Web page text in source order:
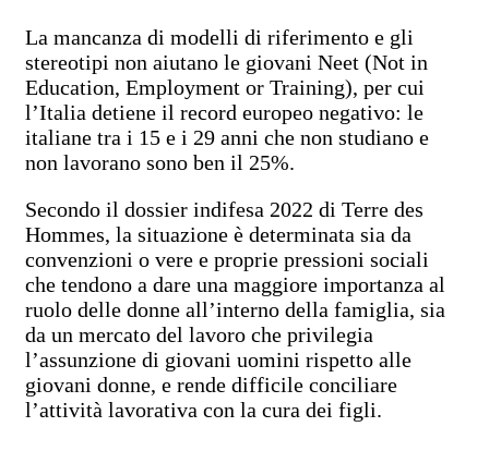
La mancanza di modelli di riferimento e gli
stereotipi non aiutano le giovani Neet (Not in
Education, Employment or Training), per cui
l’Italia detiene il record europeo negativo: le
italiane tra i 15 e i 29 anni che non studiano e
non lavorano sono ben il 25%.
Secondo il dossier indifesa 2022 di Terre des
Hommes, la situazione è determinata sia da
convenzioni o vere e proprie pressioni sociali
che tendono a dare una maggiore importanza al
ruolo delle donne all’interno della famiglia, sia
da un mercato del lavoro che privilegia
l’assunzione di giovani uomini rispetto alle
giovani donne, e rende difficile conciliare
l’attività lavorativa con la cura dei figli.